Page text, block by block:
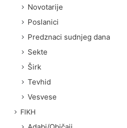
Novotarije
Poslanici
Predznaci sudnjeg dana
Sekte
Širk
Tevhid
Vesvese
FIKH